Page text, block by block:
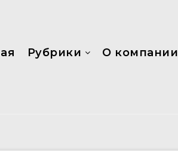
Рубрики О компании